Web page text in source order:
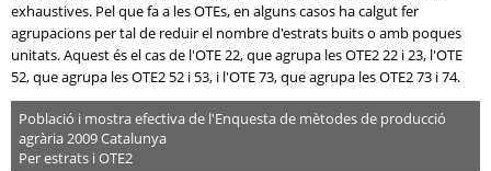
exhaustives. Pel que fa a les OTEs, en alguns casos ha calgut fer
agrupacions per tal de reduir el nombre d'estrats buits o amb poques
unitats. Aquest és el cas de l'OTE 22, que agrupa les OTE2 22 i 23, l'OTE
52, que agrupa les OTE2 52 i 53, i l'OTE 73, que agrupa les OTE2 73 i 74.
Població i mostra efectiva de l'Enquesta de mètodes de producció
agrària 2009 Catalunya
Per estrats i OTE2